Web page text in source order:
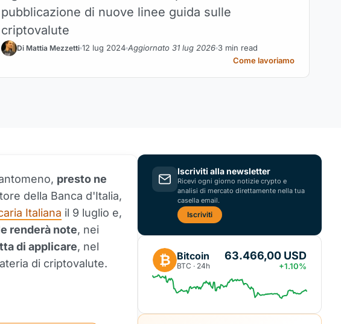
pubblicazione di nuove linee guida sulle
criptovalute
Di Mattia Mezzetti 12 lug 2024 Aggiornato 31 lug 2026 3 min read
Come lavoriamo
presto ne
della Banca d'Italia,
Italiana il 9 luglio e,
renderà note, nei
di applicare, nel
di criptovalute.
Iscriviti alla newsletter
Ricevi ogni giorno notizie crypto e
analisi di mercato direttamente nella tua
casella email.
Iscriviti
₿ Bitcoin
BTC · 24h
63.466,00 USD
+1.10%